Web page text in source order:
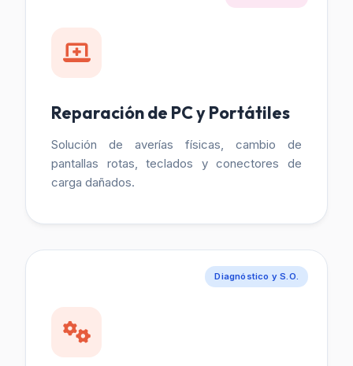
Reparación de PC y Portátiles
Solución de averías físicas, cambio de
pantallas rotas, teclados y conectores de
carga dañados.
Diagnóstico y S.O.